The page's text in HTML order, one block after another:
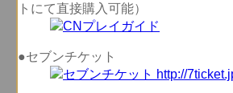
トにて直接購入可能）
●セブンチケット